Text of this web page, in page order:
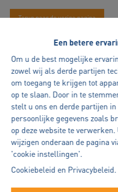
Een betere
Om u de best mogelijke
zowel wij als derde partijen
om toegang te krijgen tot
op te slaan. Door in te
stelt u ons en derde partijen
persoonlijke gegevens zoals
op deze website te
wijzigen onderaan de pagina
'cookie instellingen'.
Cookiebeleid en Privacybeleid.
Terug naar de vorige pagina
Immo Robert